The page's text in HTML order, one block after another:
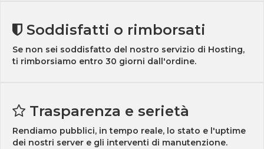
Soddisfatti o rimborsati
Se non sei soddisfatto del nostro servizio di Hosting,
ti rimborsiamo entro 30 giorni dall'ordine.
Trasparenza e serietà
Rendiamo pubblici, in tempo reale, lo stato e l'uptime
dei nostri server e gli interventi di manutenzione.